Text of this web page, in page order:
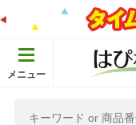
メニュー